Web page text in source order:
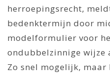
herroepingsrecht,
bedenktermijn door
modelformulier voor
ondubbelzinnige wijze
Zo snel mogelijk,